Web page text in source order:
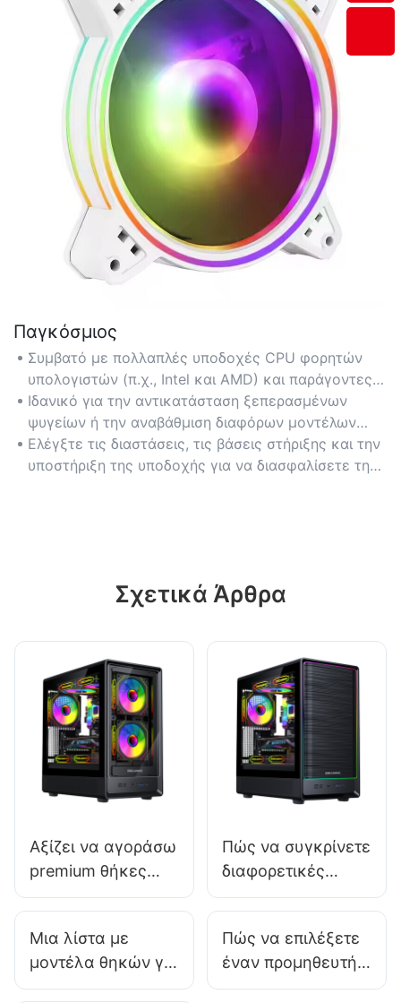
Παγκόσμιος
Συμβατό με πολλαπλές υποδοχές CPU φορητών
υπολογιστών (π.χ., Intel και AMD) και παράγοντες
μορφής, εξασφαλίζοντας προσαρμοστικότητα σε
όλες τις συσκευές.
Ιδανικό για την αντικατάσταση ξεπερασμένων
ψυγείων ή την αναβάθμιση διαφόρων μοντέλων
φορητών υπολογιστών, συμπεριλαμβανομένων των
ultrabooks και των φορητών υπολογιστών gaming.
Ελέγξτε τις διαστάσεις, τις βάσεις στήριξης και την
υποστήριξη της υποδοχής για να διασφαλίσετε την
Σχετικά Άρθρα
Αξίζει να αγοράσω
premium θήκες
υπολογιστή για
παραγγελίες;
Πώς να συγκρίνετε
διαφορετικές
θήκες για
gaming: Μια
παράλληλη
ανάλυση​
Μια λίστα με
μοντέλα θηκών για
gaming
Πώς να επιλέξετε
έναν προμηθευτή
τροφοδοτικού